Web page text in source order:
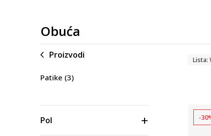
Obuća
Proizvodi
Patike (3)
Pol
Lista:
-